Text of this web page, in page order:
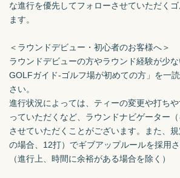
な進行を優先してフォローさせていただく
ます。
＜ラウンドデビュー・初心者のお客様へ＞
ラウンドデビューの方やラウンド経験が少
GOLFガイド-ゴルフ場が初めての方」を一
さい。
進行状況によっては、ティーの変更や打ち
っていただくなど、ラウンドナビゲーター
させていただくことがございます。また、
の場合、12打）でギブアップルールを採用さ
（進行上、時間に余裕がある場合を除く）